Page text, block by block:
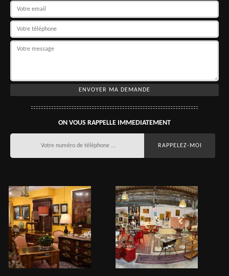
ON VOUS RAPPELLE IMMEDIATEMENT